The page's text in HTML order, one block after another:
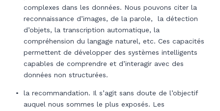
complexes dans les données. Nous pouvons citer la
reconnaissance d’images, de la parole, la détection
d’objets, la transcription automatique, la
compréhension du langage naturel, etc. Ces capacités
permettent de développer des systèmes intelligents
capables de comprendre et d’interagir avec des
données non structurées.
la recommandation. Il s’agit sans doute de l’objectif
auquel nous sommes le plus exposés. Les